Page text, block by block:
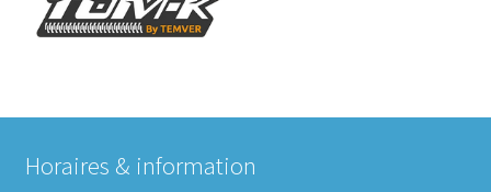
Horaires & information